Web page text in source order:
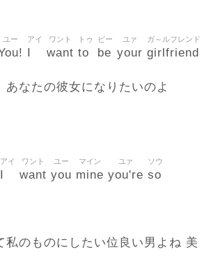
ユー アイ
want
ワント
to
トゥ
be
ビー
your
ユァ
girlfriend
ガ～ルフレンド
あなたの彼女になりたいのよ
I
アイ
want
ワント
you
ユー
mine
マイン
you're
ユァ
so
ソウ
私のものにしたい位良い男よね 美